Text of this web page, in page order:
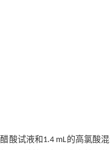
酸试液和1.4 mL的高氯酸